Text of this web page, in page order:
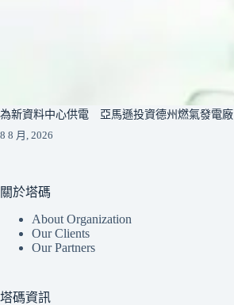
為新資料中心供電 亞馬遜投資德州燃氣發電廠
8 8 月, 2026
關於塔碼
About Organization
Our Clients
Our Partners
塔碼資訊